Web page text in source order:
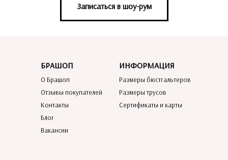
Записаться в шоу-рум
БРАШОП
О Брашоп
Отзывы покупателей
Контакты
Блог
Вакансии
ИНФОРМАЦИЯ
Размеры бюстгальтеров
Размеры трусов
Сертификаты и карты